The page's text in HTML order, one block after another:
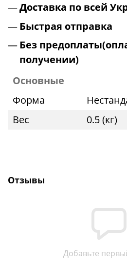
Доставка по всей
Быстрая отправка
Без
получении)
Основные
Форма
Вес
0.5 (кг)
Отзывы
Добавьте